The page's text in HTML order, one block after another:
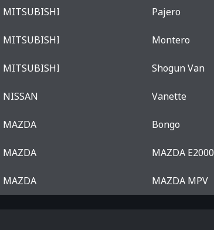
MITSUBISHI Pajero
MITSUBISHI Montero
MITSUBISHI Shogun Van
NISSAN Vanette
MAZDA Bongo
MAZDA MAZDA E2000
MAZDA MAZDA MPV